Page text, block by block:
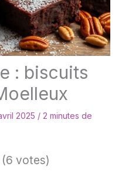
: biscuits
2025 / 2 minutes de
votes)